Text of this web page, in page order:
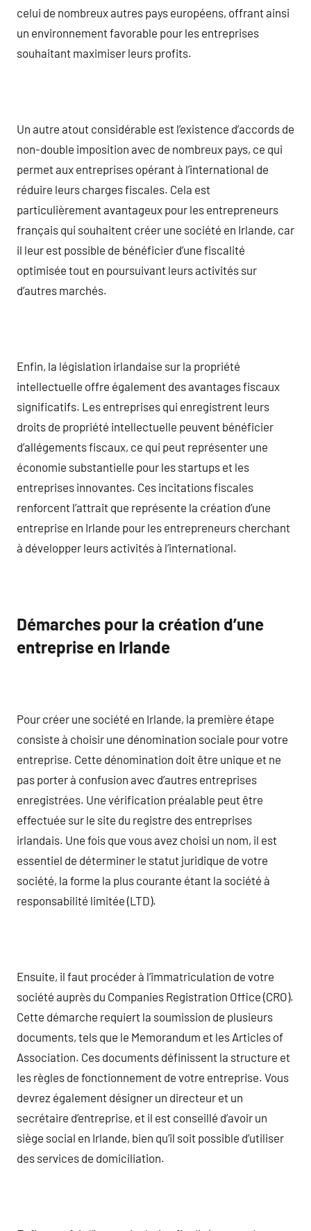
celui de nombreux autres pays européens, offrant ainsi
un environnement favorable pour les entreprises
souhaitant maximiser leurs profits.
Un autre atout considérable est l’existence d’accords de
non-double imposition avec de nombreux pays, ce qui
permet aux entreprises opérant à l’international de
réduire leurs charges fiscales. Cela est
particulièrement avantageux pour les entrepreneurs
français qui souhaitent créer une société en Irlande, car
il leur est possible de bénéficier d’une fiscalité
optimisée tout en poursuivant leurs activités sur
d’autres marchés.
Enfin, la législation irlandaise sur la propriété
intellectuelle offre également des avantages fiscaux
significatifs. Les entreprises qui enregistrent leurs
droits de propriété intellectuelle peuvent bénéficier
d’allégements fiscaux, ce qui peut représenter une
économie substantielle pour les startups et les
entreprises innovantes. Ces incitations fiscales
renforcent l’attrait que représente la création d’une
entreprise en Irlande pour les entrepreneurs cherchant
à développer leurs activités à l’international.
Démarches pour la création d’une
entreprise en Irlande
Pour créer une société en Irlande, la première étape
consiste à choisir une dénomination sociale pour votre
entreprise. Cette dénomination doit être unique et ne
pas porter à confusion avec d’autres entreprises
enregistrées. Une vérification préalable peut être
effectuée sur le site du registre des entreprises
irlandais. Une fois que vous avez choisi un nom, il est
essentiel de déterminer le statut juridique de votre
société, la forme la plus courante étant la société à
responsabilité limitée (LTD).
Ensuite, il faut procéder à l’immatriculation de votre
société auprès du Companies Registration Office (CRO).
Cette démarche requiert la soumission de plusieurs
documents, tels que le Memorandum et les Articles of
Association. Ces documents définissent la structure et
les règles de fonctionnement de votre entreprise. Vous
devrez également désigner un directeur et un
secrétaire d’entreprise, et il est conseillé d’avoir un
siège social en Irlande, bien qu’il soit possible d’utiliser
des services de domiciliation.